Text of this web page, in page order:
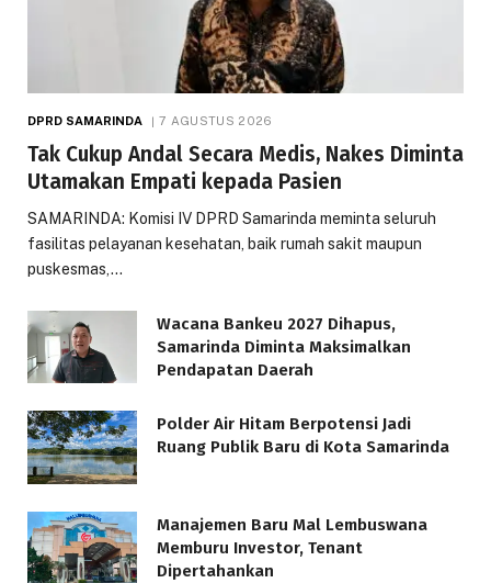
DPRD SAMARINDA 7 AGUSTUS 2026
Tak Cukup Andal Secara Medis, Nakes Diminta
Utamakan Empati kepada Pasien
SAMARINDA: Komisi IV DPRD Samarinda meminta seluruh
fasilitas pelayanan kesehatan, baik rumah sakit maupun
puskesmas,…
Wacana Bankeu 2027 Dihapus,
Samarinda Diminta Maksimalkan
Pendapatan Daerah
Polder Air Hitam Berpotensi Jadi
Ruang Publik Baru di Kota Samarinda
Manajemen Baru Mal Lembuswana
Memburu Investor, Tenant
Dipertahankan